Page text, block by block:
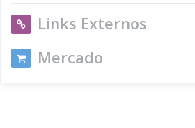
Links Externos
Mercado